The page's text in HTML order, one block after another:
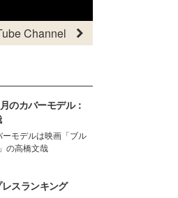
Channel
のカバーモデル：
ーモデルは映画「ブル
の高橋文哉
スランキング